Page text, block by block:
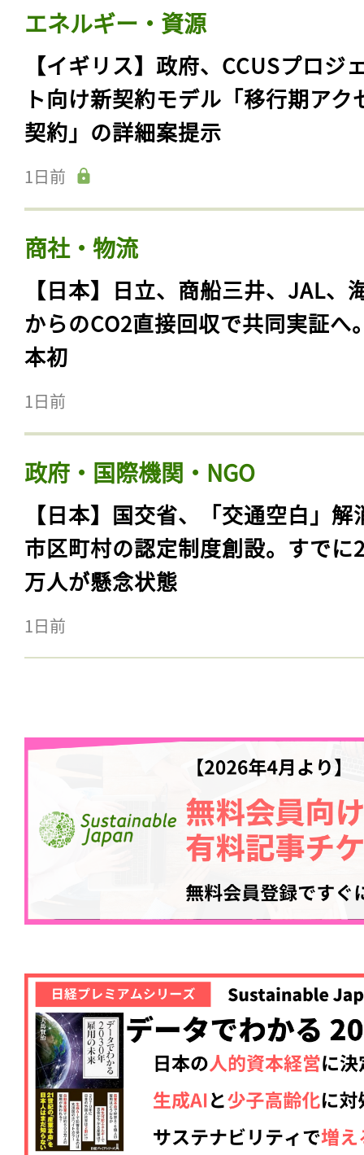
エネルギー・資源
【イギリス】政府、CCUSプロジ
ト向け新契約モデル「移行期アク
契約」の詳細案提示
1日前
商社・物流
【日本】日立、商船三井、JAL、
からのCO2直接回収で共同実証へ
本初
1日前
政府・国際機関・NGO
【日本】国交省、「交通空白」解
市区町村の認定制度創設。すでに
万人が懸念状態
1日前